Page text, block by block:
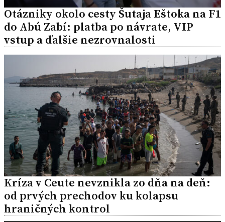
Otázniky okolo cesty Šutaja Eštoka na F1
do Abú Zabí: platba po návrate, VIP
vstup a ďalšie nezrovnalosti
Kríza v Ceute nevznikla zo dňa na deň:
od prvých prechodov ku kolapsu
hraničných kontrol